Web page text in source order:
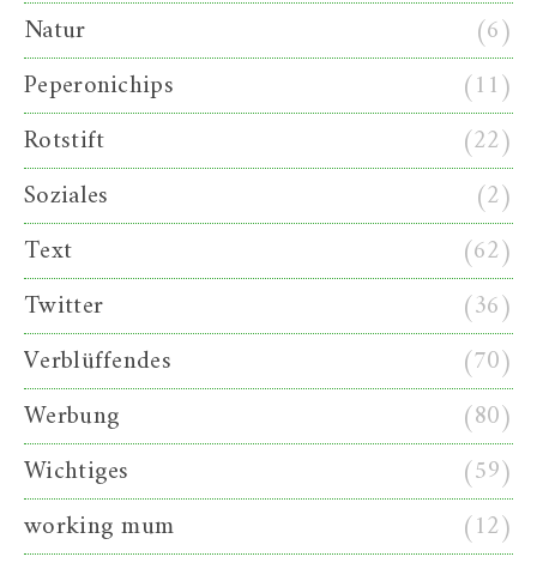
Natur
(6)
Peperonichips
(11)
Rotstift
(22)
Soziales
(2)
Text
(62)
Twitter
(36)
Verblüffendes
(70)
Werbung
(80)
Wichtiges
(59)
working mum
(12)